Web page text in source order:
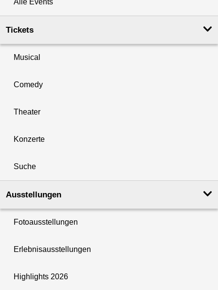
Alle Events
Tickets
Musical
Comedy
Theater
Konzerte
Suche
Ausstellungen
Fotoausstellungen
Erlebnisausstellungen
Highlights 2026